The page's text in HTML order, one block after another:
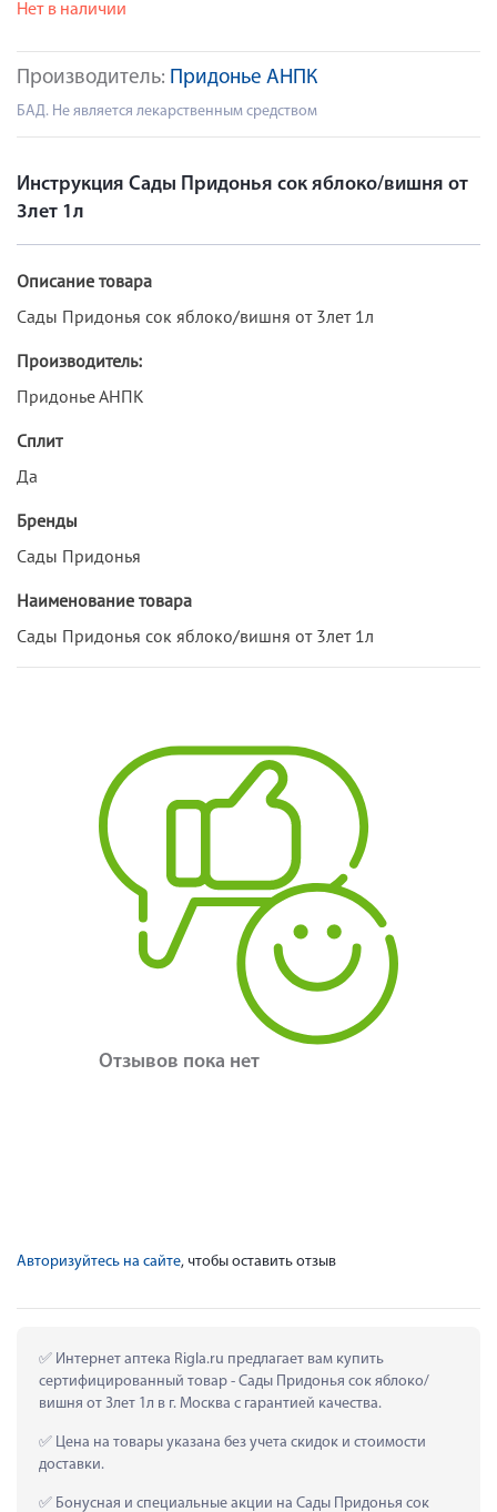
Производитель: Придонье АНПК
БАД. Не является лекарственным средством
Нет в наличии
Инструкция Сады Придонья сок яблоко/вишня от
3лет 1л
Описание товара
Сады Придонья сок яблоко/вишня от 3лет 1л
Производитель:
Придонье АНПК
Сплит
Да
Бренды
Сады Придонья
Наименование товара
Сады Придонья сок яблоко/вишня от 3лет 1л
Отзывов пока нет
Авторизуйтесь на сайте, чтобы оставить отзыв
Интернет аптека Rigla.ru предлагает вам купить
сертифицированный товар - Сады Придонья сок яблоко/
вишня от 3лет 1л в г. Москва с гарантией качества.
Цена на товары указана без учета скидок и стоимости
доставки.
Бонусная и специальные акции на Сады Придонья сок